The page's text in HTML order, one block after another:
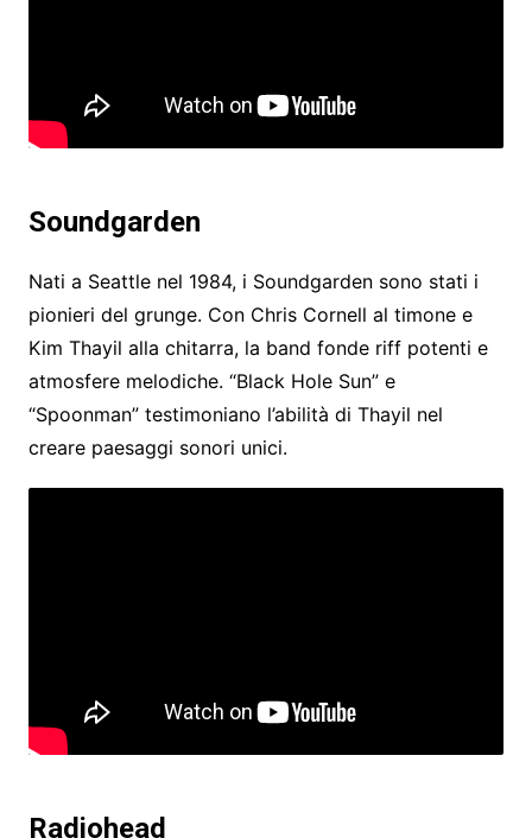
Soundgarden
Nati a Seattle nel 1984, i Soundgarden sono stati i
pionieri del grunge. Con Chris Cornell al timone e
Kim Thayil alla chitarra, la band fonde riff potenti e
atmosfere melodiche. “Black Hole Sun” e
“Spoonman” testimoniano l’abilità di Thayil nel
creare paesaggi sonori unici.
Radiohead